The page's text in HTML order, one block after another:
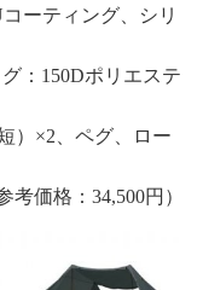
ーティング、シリ
：150Dポリエステ
）×2、ペグ、ロー
考価格：34,500円）